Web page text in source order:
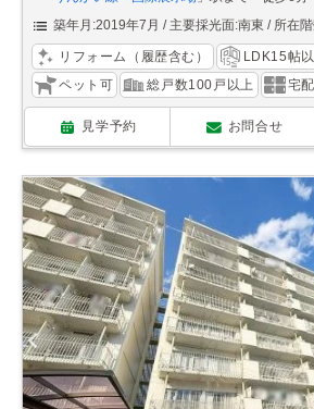
築年月:2019年7月
主要採光面:南東 所在
リフォーム（履歴含む） LDK15帖
ペット可
総戸数100戸以上 宅
見学予約 お問合せ